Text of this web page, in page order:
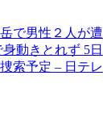
で男性２人が遭
動きとれず 5日
索予定 – 日テレ